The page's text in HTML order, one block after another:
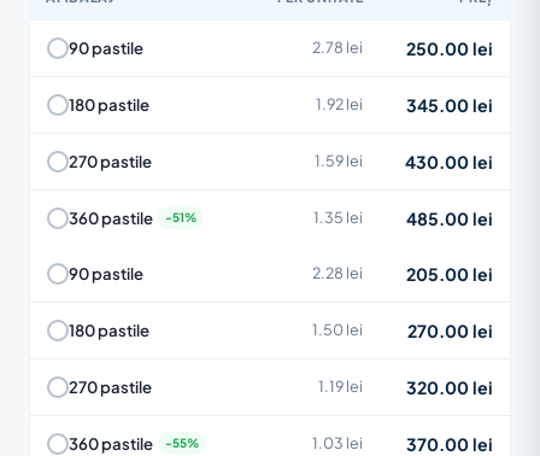
90 pastile 2.78 lei 250.00 lei
180 pastile 1.92 lei 345.00 lei
270 pastile 1.59 lei 430.00 lei
360 pastile 1.35 lei 485.00 lei
90 pastile 2.28 lei 205.00 lei
180 pastile 1.50 lei 270.00 lei
270 pastile 1.19 lei 320.00 lei
360 pastile 1.03 lei 370.00 lei